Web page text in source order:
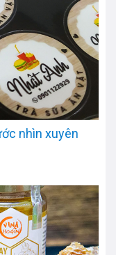
nhìn xuyên